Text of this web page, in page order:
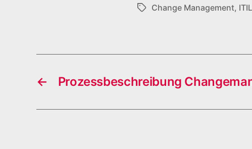
Schlagwörter
Change Management,
← Prozessbeschreibung